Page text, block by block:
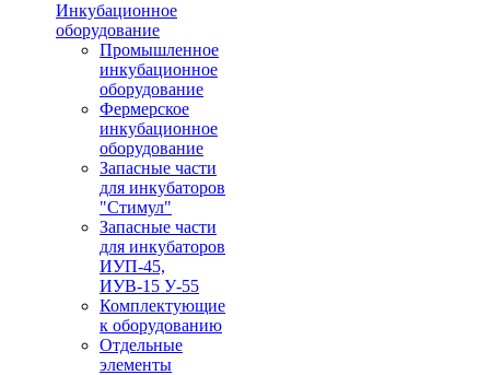
Инкубационное
оборудование
Промышленное
инкубационное
оборудование
Фермерское
инкубационное
оборудование
Запасные части
для инкубаторов
"Стимул"
Запасные части
для инкубаторов
ИУП-45,
ИУВ-15 У-55
Комплектующие
к оборудованию
Отдельные
элементы